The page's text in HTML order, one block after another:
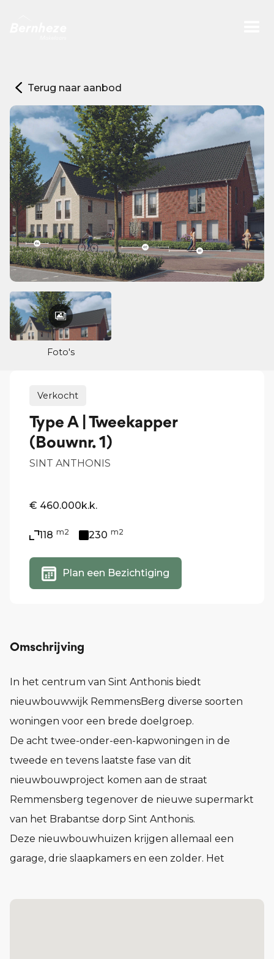
Terug naar aanbod
Foto's
Verkocht
Type A | Tweekapper
(Bouwnr. 1)
SINT ANTHONIS
€ 460.000k.k.
118 m2 230 m2
Plan een Bezichtiging
Omschrijving
In het centrum van Sint Anthonis biedt
nieuwbouwwijk RemmensBerg diverse soorten
woningen voor een brede doelgroep.
De acht twee-onder-een-kapwoningen in de
tweede en tevens laatste fase van dit
nieuwbouwproject komen aan de straat
Remmensberg tegenover de nieuwe supermarkt
van het Brabantse dorp Sint Anthonis.
Deze nieuwbouwhuizen krijgen allemaal een
garage, drie slaapkamers en een zolder. Het
tuinen komen op het zuidoosten en het